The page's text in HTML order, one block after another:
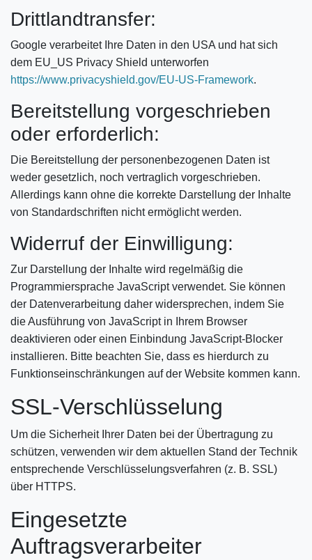
Drittlandtransfer:
Google verarbeitet Ihre Daten in den USA und hat sich
dem EU_US Privacy Shield unterworfen
https://www.privacyshield.gov/EU-US-Framework.
Bereitstellung vorgeschrieben
oder erforderlich:
Die Bereitstellung der personenbezogenen Daten ist
weder gesetzlich, noch vertraglich vorgeschrieben.
Allerdings kann ohne die korrekte Darstellung der Inhalte
von Standardschriften nicht ermöglicht werden.
Widerruf der Einwilligung:
Zur Darstellung der Inhalte wird regelmäßig die
Programmiersprache JavaScript verwendet. Sie können
der Datenverarbeitung daher widersprechen, indem Sie
die Ausführung von JavaScript in Ihrem Browser
deaktivieren oder einen Einbindung JavaScript-Blocker
installieren. Bitte beachten Sie, dass es hierdurch zu
Funktionseinschränkungen auf der Website kommen kann.
SSL-Verschlüsselung
Um die Sicherheit Ihrer Daten bei der Übertragung zu
schützen, verwenden wir dem aktuellen Stand der Technik
entsprechende Verschlüsselungsverfahren (z. B. SSL)
über HTTPS.
Eingesetzte
Auftragsverarbeiter